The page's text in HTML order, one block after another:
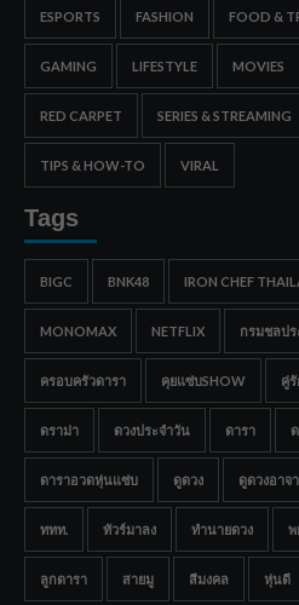
ESPORTS FASHION FOOD &
GAMING LIFESTYLE MOVIES
RED CARPET SERIES & STREAMING
TIPS & HOW-TO VIRAL
Tags
BIGC BNK48 IRON CHEF
MONOMAX NETFLIX กรมชลป
ครอบครัวดารา คุยแซ่บSHOW คู่รั
ดราม่า ดวงประจำวัน ดารา
ดาราอวดหุ่นแซ่บ ดูดวง ดูดวงอาจ
ททท. ทัวร์มาลง ทำนายดวง พ
ลูกดารา สายมู สีมงคล หุ่นดี